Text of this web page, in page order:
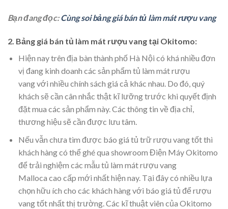
Bạn đang đọc:Cùng soi bảng giá bán tủ làm mát rượu vang
2. Bảng giá bán tủ làm mát rượu vang tại Okitomo:
Hiện nay trên địa bàn thành phố Hà Nội có khá nhiều đơn
vị đang kinh doanh các sản phẩm tủ làm mát rượu
vang với nhiều chính sách giá cả khác nhau. Do đó, quý
khách sẽ cần cân nhắc thật kĩ lưỡng trước khi quyết định
đặt mua các sản phẩm này. Các thông tin về địa chỉ,
thương hiệu sẽ cần được lưu tâm.
Nếu vẫn chưa tìm được báo giá tủ trữ rượu vang tốt thì
khách hàng có thể ghé qua showroom Điện Máy Okitomo
để trải nghiệm các mẫu tủ làm mát rượu vang
Malloca cao cấp mới nhất hiện nay. Tại đây có nhiều lựa
chọn hữu ích cho các khách hàng với báo giá tủ để rượu
vang tốt nhất thị trường. Các kĩ thuật viên của Okitomo